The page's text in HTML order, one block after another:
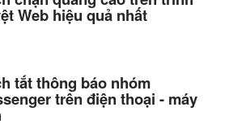
Web hiệu quả nhất
tắt thông báo nhóm
trên điện thoại - máy